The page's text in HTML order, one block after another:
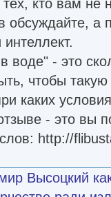
тех, кто вам не
обсуждайте, а
воде" - это
чтобы
каких
- это вы
http://
Высоцкий